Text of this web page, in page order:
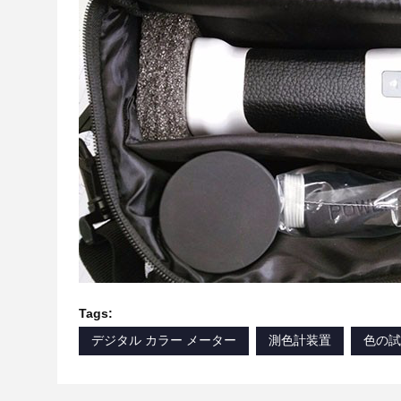
Tags:
デジタル カラー メーター
測色計装置 色の